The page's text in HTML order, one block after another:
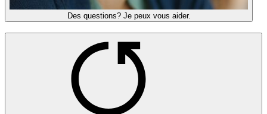
Des questions? Je peux vous aider.